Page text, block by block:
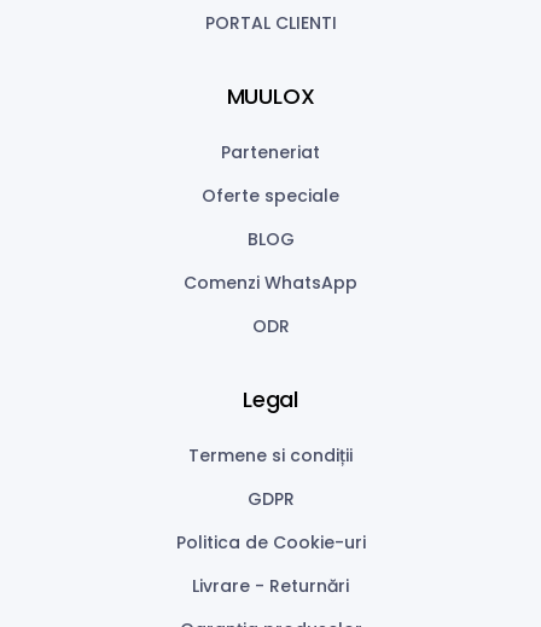
PORTAL CLIENTI
MUULOX
Parteneriat
Oferte speciale
BLOG
Comenzi WhatsApp
ODR
Legal
Termene si condiții
GDPR
Politica de Cookie-uri
Livrare - Returnări